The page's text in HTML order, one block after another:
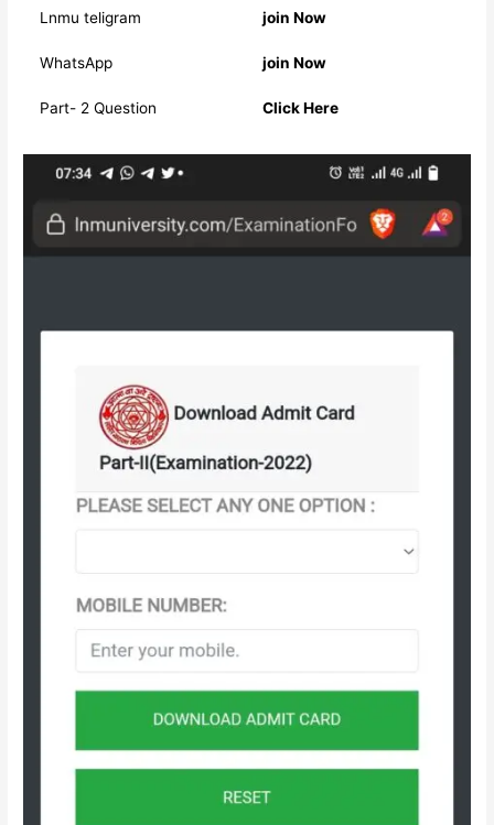
Lnmu teligram join Now
WhatsApp join Now
Part- 2 Question Click Here